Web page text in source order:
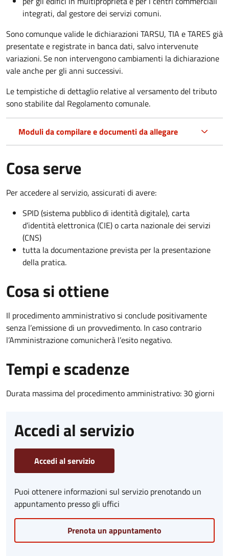
integrati, dal gestore dei servizi comuni.
Sono comunque valide le dichiarazioni TARSU, TIA e TARES già
presentate e registrate in banca dati, salvo intervenute
variazioni. Se non intervengono cambiamenti la dichiarazione
vale anche per gli anni successivi.
Le tempistiche di dettaglio relative al versamento del tributo
sono stabilite dal Regolamento comunale.
Moduli da compilare e documenti da allegare
Cosa serve
Per accedere al servizio, assicurati di avere:
SPID (sistema pubblico di identità digitale), carta
d’identità elettronica (CIE) o carta nazionale dei servizi
(CNS)
tutta la documentazione prevista per la presentazione
della pratica.
Cosa si ottiene
Il procedimento amministrativo si conclude positivamente
senza l’emissione di un provvedimento. In caso contrario
l’Amministrazione comunicherà l’esito negativo.
Tempi e scadenze
Durata massima del procedimento amministrativo: 30 giorni
Accedi al servizio
Accedi al servizio
Puoi ottenere informazioni sul servizio prenotando un
appuntamento presso gli uffici
Prenota un appuntamento